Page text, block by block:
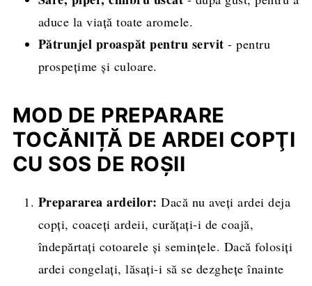
aduce la viață toate aromele.
Pătrunjel proaspăt pentru servit - pentru
prospețime și culoare.
MOD DE PREPARARE
TOCĂNIȚĂ DE ARDEI COPŢI
CU SOS DE ROȘII
Prepararea ardeilor: Dacă nu aveți ardei deja
copți, coaceți ardeii, curățați-i de coajă,
îndepărtați cotoarele și semințele. Dacă folosiți
ardei congelați, lăsați-i să se dezghețe înainte